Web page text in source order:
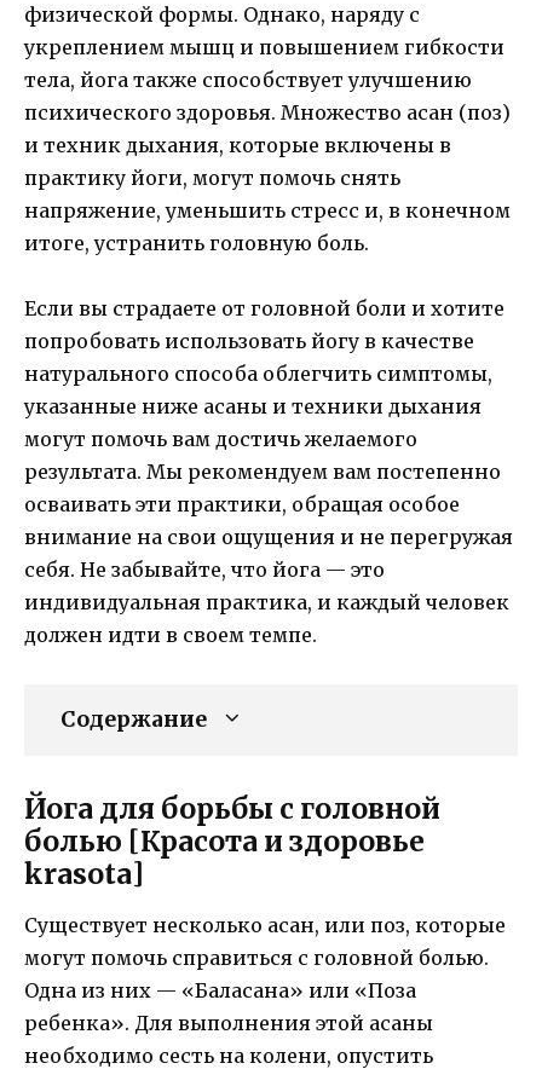
физической формы. Однако, наряду с
укреплением мышц и повышением гибкости
тела, йога также способствует улучшению
психического здоровья. Множество асан (поз)
и техник дыхания, которые включены в
практику йоги, могут помочь снять
напряжение, уменьшить стресс и, в конечном
итоге, устранить головную боль.
Если вы страдаете от головной боли и хотите
попробовать использовать йогу в качестве
натурального способа облегчить симптомы,
указанные ниже асаны и техники дыхания
могут помочь вам достичь желаемого
результата. Мы рекомендуем вам постепенно
осваивать эти практики, обращая особое
внимание на свои ощущения и не перегружая
себя. Не забывайте, что йога — это
индивидуальная практика, и каждый человек
должен идти в своем темпе.
Содержание
Йога для борьбы с головной
болью [Красота и здоровье
krasota]
Существует несколько асан, или поз, которые
могут помочь справиться с головной болью.
Одна из них — «Баласана» или «Поза
ребенка». Для выполнения этой асаны
необходимо сесть на колени, опустить